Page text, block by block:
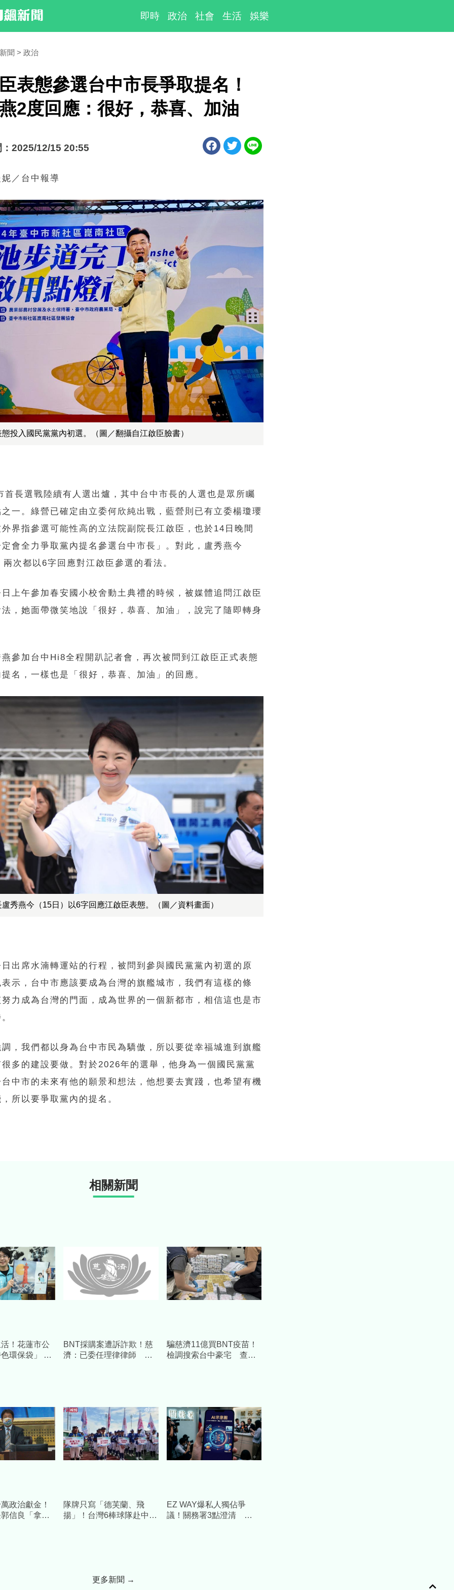
即時 政治 社會 生活 娛樂
聞 政治
表態參選台中市長爭取提名！
2度回應：很好，恭喜、加油
：2025/12/15 20:55
／台中報導
投入國民黨黨內初選。（圖／翻攝自江啟臣臉書）
首長選戰陸續有人選出爐，其中台中市長的人選也是眾所矚
一。綠營已確定由立委何欣純出戰，藍營則已有立委楊瓊瓔
界指參選可能性高的立法院副院長江啟臣，也於14日晚間
會全力爭取黨內提名參選台中市長」。對此，盧秀燕今
兩次都以6字回應對江啟臣參選的看法。
上午參加春安國小校舍動土典禮的時候，被媒體追問江啟臣
，她面帶微笑地說「很好，恭喜、加油」，說完了隨即轉身
參加台中Hi8全程開趴記者會，再次被問到江啟臣正式表態
名，一樣也是「很好，恭喜、加油」的回應。
秀燕今（15日）以6字回應江啟臣表態。（圖／資料畫面）
出席水湳轉運站的行程，被問到參與國民黨黨內初選的原
示，台中市應該要成為台灣的旗艦城市，我們有這樣的條
力成為台灣的門面，成為世界的一個新都市，相信這也是市
，我們都以身為台中市民為驕傲，所以要從幸福城進到旗艦
多的建設要做。對於2026年的選舉，他身為一個國民黨黨
中市的未來有他的願景和想法，他想要去實踐，也希望有機
所以要爭取黨內的提名。
相關新聞
！花蓮市公
環保袋」 把
BNT採購案遭訴詐欺！慈
濟：已委任理律律師 將
騙慈濟11億買BNT疫苗！
檢調搜索台中豪宅 查扣
政治獻金！
信良「拿公
隊牌只寫「德芙蘭、飛
揚」！台灣6棒球隊赴中交
EZ WAY爆私人獨佔爭
議！關務署3點澄清
更多新聞 →